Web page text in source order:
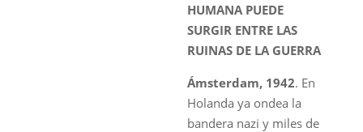
HUMANA PUEDE
SURGIR ENTRE LAS
RUINAS DE LA GUERRA
Ámsterdam, 1942. En
Holanda ya ondea la
bandera nazi y miles de